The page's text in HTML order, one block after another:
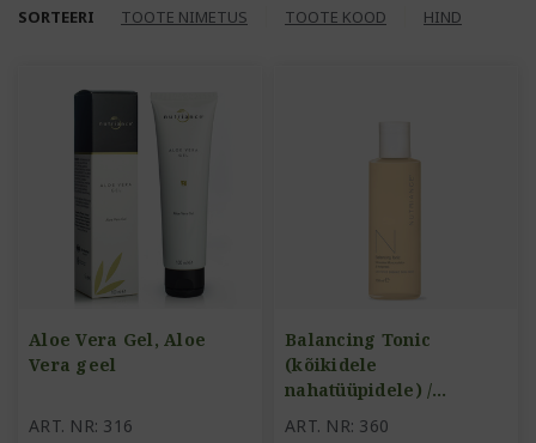
SORTEERI TOOTE NIMETUS TOOTE KOOD HIND
Aloe Vera Gel, Aloe
Vera geel
ART. NR: 316
Balancing Tonic
(kõikidele
nahatüüpidele) /
tasakaalustav näovesi
ART. NR: 360